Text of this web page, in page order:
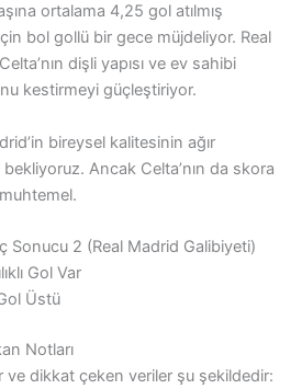
ortalama 4,25 gol atılmış
bol gollü bir gece müjdeliyor. Real
dişli yapısı ve ev sahibi
kestirmeyi güçleştiriyor.
bireysel kalitesinin ağır
Ancak Celta’nın da skora
Sonucu 2 (Real Madrid Galibiyeti)
Gol Var
Üstü
Notları
dikkat çeken veriler şu şekildedir: